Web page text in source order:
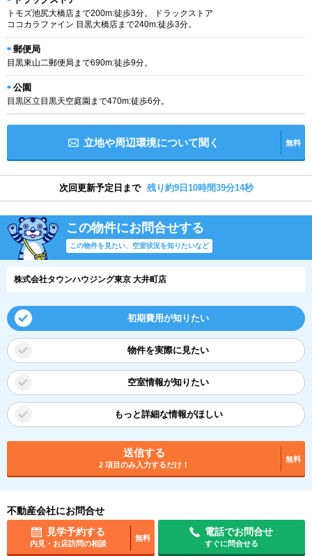
トモズ池尻大橋店まで200m:徒歩3分。 ドラックストア
ココカラファイン 目黒大橋店まで240m:徒歩3分。
郵便局
目黒東山二郵便局まで690m:徒歩9分。
公園
目黒区立目黒天空庭園まで470m:徒歩6分。
立地や周辺環境について聞く 無料
次回更新予定日まで 残り約9日10時間39分13秒
この物件にお問合せする
この物件を見たい、空室状況を知りたいなど
株式会社タウンハウジング東京 大井町店
初期費用が知りたい
物件を実際に見たい
空室情報が知りたい
もっと詳細な情報がほしい
送信する
2 項目のみ入力するだけ！
無料
不動産会社にお問合せ
見学予約する
内見・お店訪問の相談
無料
電話でお問合せ
すぐに問合せる